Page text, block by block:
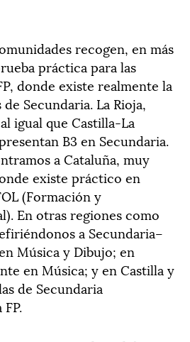
recogen, en más
práctica para las
donde existe realmente la
Secundaria. La Rioja,
igual que Castilla-La
B3 en Secundaria.
a Cataluña, muy
existe práctico en
(Formación y
En otras regiones como
a Secundaria–
Música y Dibujo; en
en Música; y en Castilla y
de Secundaria